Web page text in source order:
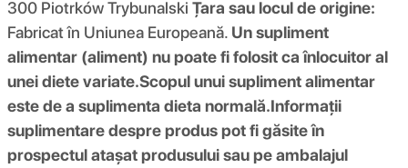
300 Piotrków Trybunalski Țara sau locul de origine:
Fabricat în Uniunea Europeană. Un supliment
alimentar (aliment) nu poate fi folosit ca înlocuitor al
unei diete variate.Scopul unui supliment alimentar
este de a suplimenta dieta normală.Informații
suplimentare despre produs pot fi găsite în
prospectul atașat produsului sau pe ambalajul